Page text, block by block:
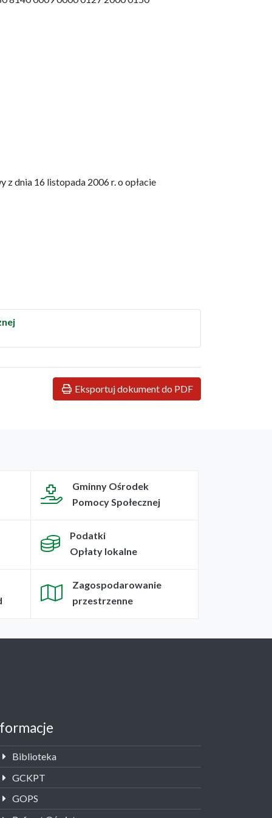
z dnia 16 listopada 2006 r. o opłacie
Eksportuj dokument do PDF
Gminny Ośrodek
Pomocy Społecznej
Podatki
Opłaty lokalne
Zagospodarowanie
przestrzenne
Biblioteka
GCKPT
GOPS